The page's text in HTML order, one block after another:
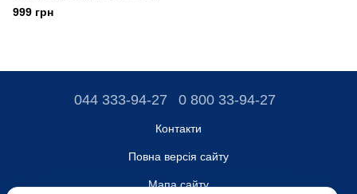
999 грн
044 333-94-27 0 800 33-94-27
Контакти
Повна версія сайту
Мапа сайту